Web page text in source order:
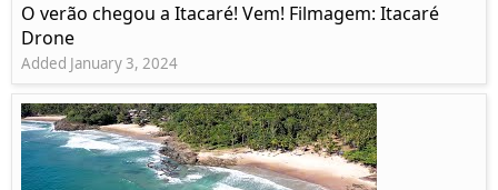
O verão chegou a Itacaré! Vem! Filmagem: Itacaré
Drone
Added January 3, 2024